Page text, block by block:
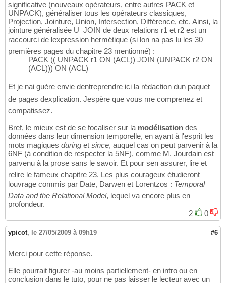
significative (nouveaux opérateurs, entre autres PACK et
UNPACK), généraliser tous les opérateurs classiques,
Projection, Jointure, Union, Intersection, Différence, etc. Ainsi, la
jointure généralisée U_JOIN de deux relations r1 et r2 est un
raccourci de lexpression hermétique (si lon na pas lu les 30
premières pages du chapitre 23 mentionné) :
PACK (( UNPACK r1 ON (ACL)) JOIN (UNPACK r2 ON
(ACL))) ON (ACL)
Et je nai guère envie dentreprendre ici la rédaction dun paquet
de pages dexplication. Jespère que vous me comprenez et
compatissez.
Bref, le mieux est de se focaliser sur la modélisation des
données dans leur dimension temporelle, en ayant à l'esprit les
mots magiques during et since, auquel cas on peut parvenir à la
6NF (à condition de respecter la 5NF), comme M. Jourdain est
parvenu à la prose sans le savoir. Et pour sen assurer, lire et
relire le fameux chapitre 23. Les plus courageux étudieront
louvrage commis par Date, Darwen et Lorentzos : Temporal
Data and the Relational Model, lequel va encore plus en
profondeur.
2
0
ypicot, le 27/05/2009 à 09h19 #6
Merci pour cette réponse.
Elle pourrait figurer -au moins partiellement- en intro ou en
conclusion dans le tuto, pour ne pas laisser le lecteur avec un